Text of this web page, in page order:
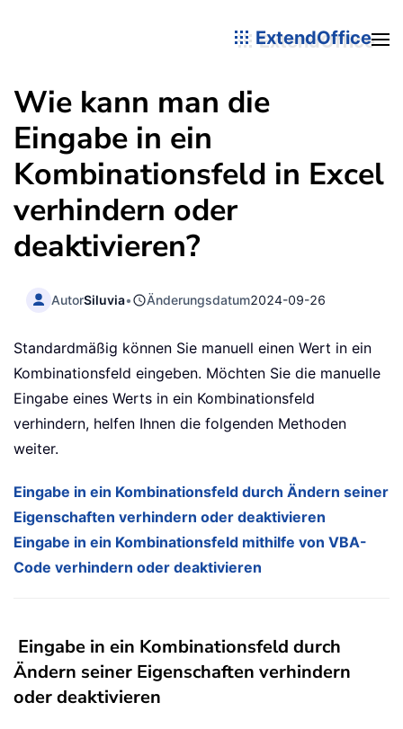
ExtendOffice
Wie kann man die
Eingabe in ein
Kombinationsfeld in Excel
verhindern oder
deaktivieren?
AutorSiluvia• Änderungsdatum2024-09-26
Standardmäßig können Sie manuell einen Wert in ein
Kombinationsfeld eingeben. Möchten Sie die manuelle
Eingabe eines Werts in ein Kombinationsfeld
verhindern, helfen Ihnen die folgenden Methoden
weiter.
Eingabe in ein Kombinationsfeld durch Ändern seiner
Eigenschaften verhindern oder deaktivieren
Eingabe in ein Kombinationsfeld mithilfe von VBA-
Code verhindern oder deaktivieren
Eingabe in ein Kombinationsfeld durch
Ändern seiner Eigenschaften verhindern
oder deaktivieren